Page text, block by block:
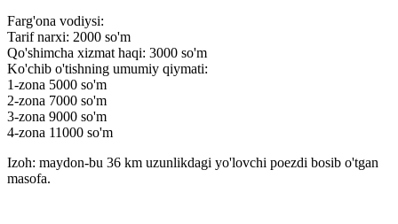
Farg'ona vodiysi:
Tarif narxi: 2000 so'm
Qo'shimcha xizmat haqi: 3000 so'm
Ko'chib o'tishning umumiy qiymati:
1-zona 5000 so'm
2-zona 7000 so'm
3-zona 9000 so'm
4-zona 11000 so'm
Izoh: maydon-bu 36 km uzunlikdagi yo'lovchi poezdi bosib o'tgan
masofa.